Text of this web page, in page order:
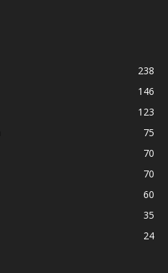
238
146
123
75
70
70
60
35
24